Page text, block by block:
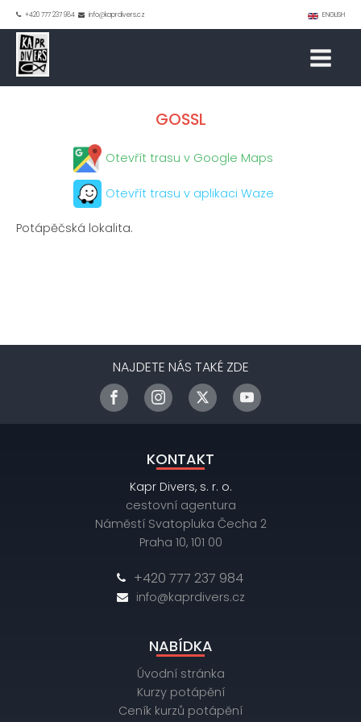
+420 777 237 984 info@kaprdivers.cz ENGLISH
GOSSL
Otevřít trasu v Google Maps
Otevřít trasu v aplikaci Waze
Potápěčská lokalita.
NAJDETE NÁS TAKÉ ZDE
KONTAKT
Kapr Divers, s. r. o.
cestovní agentura
Náměstí Svatopluka Čecha 2
Praha 10, 101 00
+420 777 237 984
info@kaprdivers.cz
NABÍDKA
Úvodní stránka
Kurzy potápění
Ceník kurzů potápění